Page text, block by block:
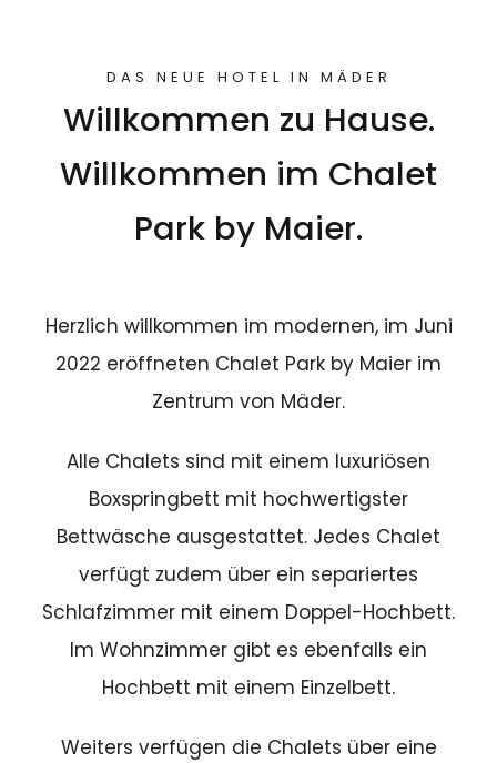
DAS NEUE HOTEL IN MÄDER
Willkommen zu Hause.
Willkommen im Chalet
Park by Maier.
Herzlich willkommen im modernen, im Juni
2022 eröffneten Chalet Park by Maier im
Zentrum von Mäder.
Alle Chalets sind mit einem luxuriösen
Boxspringbett mit hochwertigster
Bettwäsche ausgestattet. Jedes Chalet
verfügt zudem über ein separiertes
Schlafzimmer mit einem Doppel-Hochbett.
Im Wohnzimmer gibt es ebenfalls ein
Hochbett mit einem Einzelbett.
Weiters verfügen die Chalets über eine